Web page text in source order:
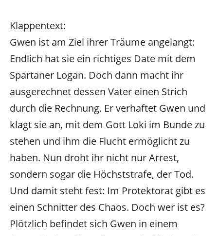
Klappentext:
Gwen ist am Ziel ihrer Träume angelangt:
Endlich hat sie ein richtiges Date mit dem
Spartaner Logan. Doch dann macht ihr
ausgerechnet dessen Vater einen Strich
durch die Rechnung. Er verhaftet Gwen und
klagt sie an, mit dem Gott Loki im Bunde zu
stehen und ihm die Flucht ermöglicht zu
haben. Nun droht ihr nicht nur Arrest,
sondern sogar die Höchststrafe, der Tod.
Und damit steht fest: Im Protektorat gibt es
einen Schnitter des Chaos. Doch wer ist es?
Plötzlich befindet sich Gwen in einem